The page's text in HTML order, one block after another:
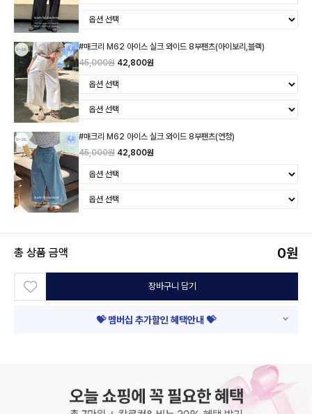
#매크리 M62 아이스 실크 와이드 8부팬츠(아이보리,블랙)
45,000원 42,800원
#매크리 M62 아이스 실크 와이드 8부팬츠(연청)
45,000원 42,800원
총 상품 금액 0원
장바구니 담기
💝 멤버십 추가할인 혜택안내 💝